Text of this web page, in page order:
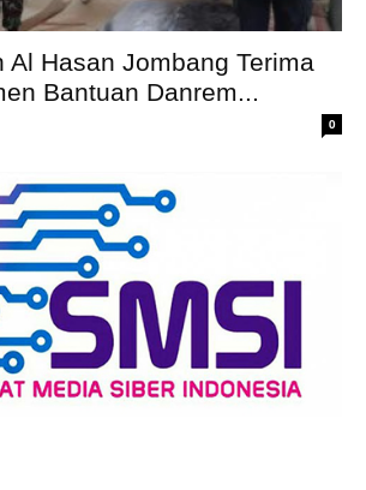
Al Hasan Jombang Terima
Bantuan Danrem...
0